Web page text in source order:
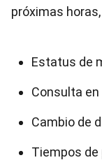
próximas
Estatus de
Consulta
Cambio de
Tiempos